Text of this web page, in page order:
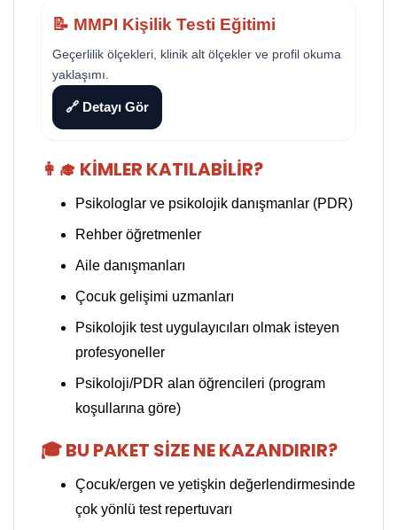
📝 MMPI Kişilik Testi Eğitimi
Geçerlilik ölçekleri, klinik alt ölçekler ve profil okuma
yaklaşımı.
🔗 Detayı Gör
👩‍🎓 KIMLER KATILABILIR?
Psikologlar ve psikolojik danışmanlar (PDR)
Rehber öğretmenler
Aile danışmanları
Çocuk gelişimi uzmanları
Psikolojik test uygulayıcıları olmak isteyen
profesyoneller
Psikoloji/PDR alan öğrencileri (program
koşullarına göre)
🎓 BU PAKET SIZE NE KAZANDIRIR?
Çocuk/ergen ve yetişkin değerlendirmesinde
çok yönlü test repertuvarı